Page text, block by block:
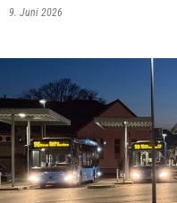
9. Juni 2026